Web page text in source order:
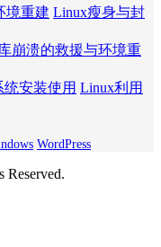
境重建 Linux瘦身与封
崩溃的救援与环境重
安装使用 Linux利用
WordPress